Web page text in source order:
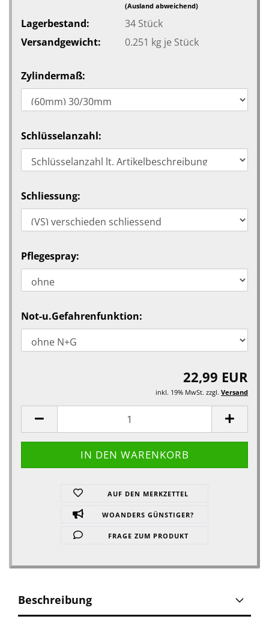
(Ausland abweichend)
Lagerbestand: 34 Stück
Versandgewicht:
0.251 kg je Stück
Zylindermaß:
Schlüsselanzahl:
Schliessung:
Pflegespray:
Not-u.Gefahrenfunktion:
22,99 EUR
inkl. 19% MwSt. zzgl. Versand
AUF DEN MERKZETTEL
WOANDERS GÜNSTIGER?
FRAGE ZUM PRODUKT
Beschreibung